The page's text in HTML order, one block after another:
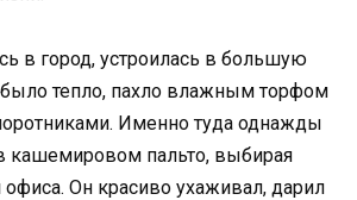
в город, устроилась в большую
тепло, пахло влажным торфом
Именно туда однажды
кашемировом пальто, выбирая
Он красиво ухаживал, дарил